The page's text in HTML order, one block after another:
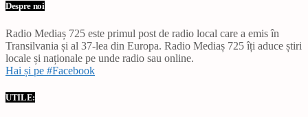
Despre noi
Radio Mediaș 725 este primul post de radio local care a emis în
Transilvania și al 37-lea din Europa. Radio Mediaș 725 îți aduce știri
locale și naționale pe unde radio sau online.
Hai și pe #Facebook
UTILE: